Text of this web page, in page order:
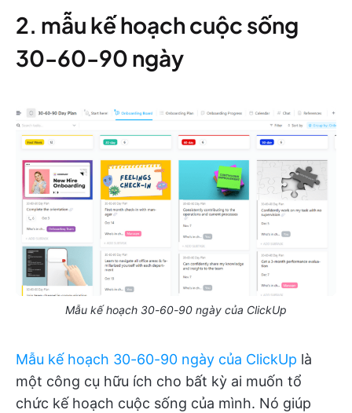
2. mẫu kế hoạch cuộc sống
30-60-90 ngày
Mẫu kế hoạch 30-60-90 ngày của ClickUp
Mẫu kế hoạch 30-60-90 ngày của ClickUp là
một công cụ hữu ích cho bất kỳ ai muốn tổ
chức kế hoạch cuộc sống của mình. Nó giúp